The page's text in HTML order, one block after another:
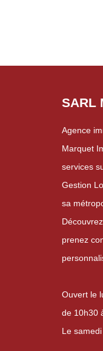
SARL
Agence
Marquet
services
Gestion
sa
prenez
Ouvert le
de 10h30
Le